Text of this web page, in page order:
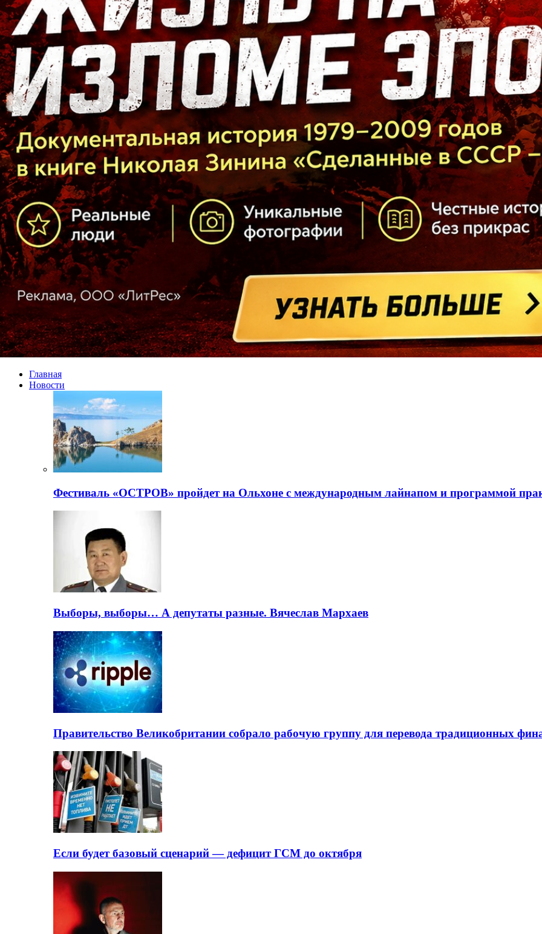
Главная
Новости
Фестиваль «ОСТРОВ» пройдет на Ольхоне с международным лайнапом и программой
Выборы, выборы… А депутаты разные. Вячеслав Мархаев
Правительство Великобритании собрало рабочую группу для перевода традиционных
Если будет базовый сценарий — дефицит ГСМ до октября